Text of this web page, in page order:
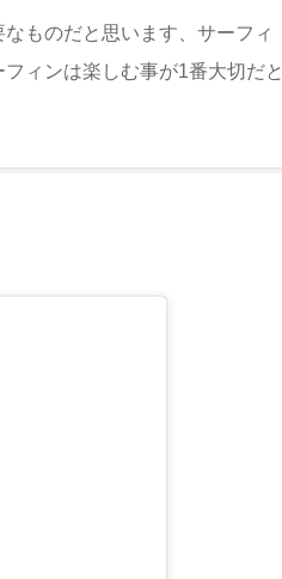
ものだと思います、サーフィ
ィンは楽しむ事が1番大切だと